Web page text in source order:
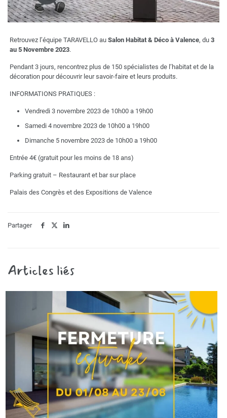
Retrouvez l’équipe TARAVELLO auSalon Habitat & Déco à Valence, du3
au 5 Novembre 2023.
Pendant 3 jours, rencontrez plus de 150 spécialistes de l’habitat et de la
décoration pour découvrir leur savoir-faire et leurs produits.
INFORMATIONS PRATIQUES :
Vendredi 3 novembre 2023 de 10h00 a 19h00
Samedi 4 novembre 2023 de 10h00 a 19h00
Dimanche 5 novembre 2023 de 10h00 a 19h00
Entrée 4€ (gratuit pour les moins de 18 ans)
Parking gratuit – Restaurant et bar sur place
Palais des Congrès et des Expositions de Valence
Partager
Articles liés